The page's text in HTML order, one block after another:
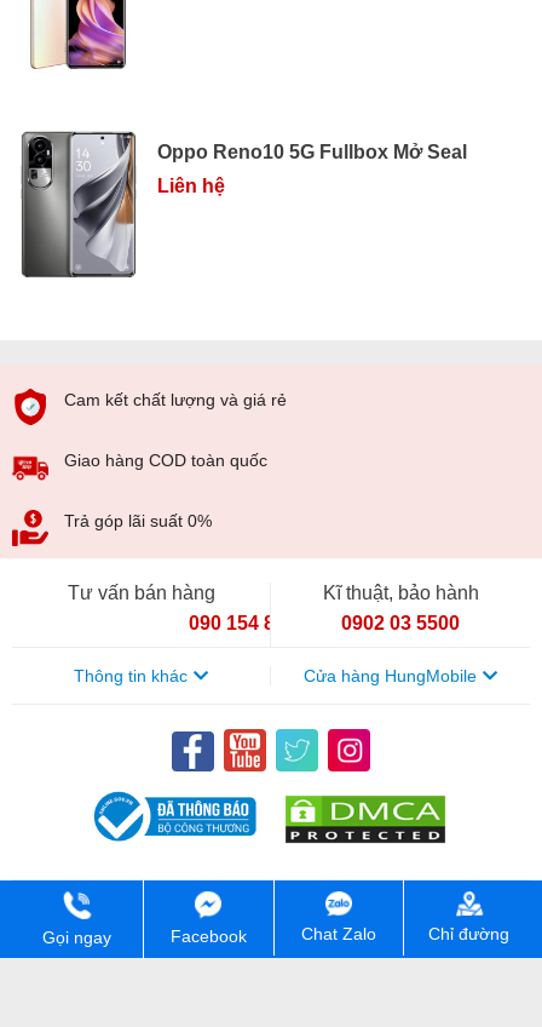
Oppo Reno10 5G Fullbox Mở Seal
Liên hệ
Cam kết chất lượng và giá rẻ
Giao hàng COD toàn quốc
Trả góp lãi suất 0%
Tư vấn bán hàng
090 154 8866
Kĩ thuật, bảo hành
0902 03 5500
Thông tin khác Cửa hàng HungMobile
CÔNG TY TNHH HUNGMOBILE. Mã số thuế: 0111448213. Số
đăng kí kinh doanh: 0111448213. Ngày cấp 07/04/2026
Gọi ngay Facebook Chat Zalo Chỉ đường